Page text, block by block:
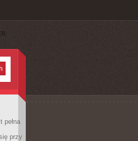
pełna
przy